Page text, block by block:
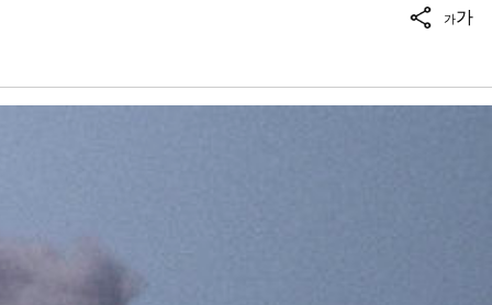
가가